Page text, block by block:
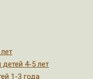
4-5 лет
1-3 года